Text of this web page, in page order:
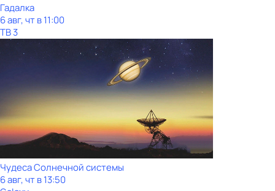
Гадалка
6 авг, чт в 11:00
ТВ 3
Чудеса Солнечной системы
6 авг, чт в 13:50